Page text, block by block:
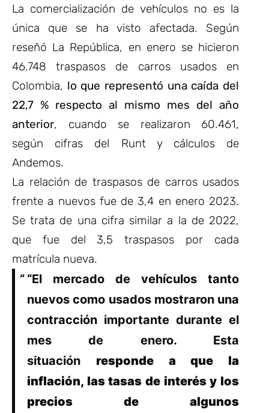
La comercialización de vehículos no es la
única que se ha visto afectada. Según
reseñó La República, en enero se hicieron
46.748 traspasos de carros usados en
Colombia, lo que representó una caída del
22,7 % respecto al mismo mes del año
anterior, cuando se realizaron 60.461,
según cifras del Runt y cálculos de
Andemos.
La relación de traspasos de carros usados
frente a nuevos fue de 3,4 en enero 2023.
Se trata de una cifra similar a la de 2022,
que fue del 3,5 traspasos por cada
matrícula nueva.
“El mercado de vehículos tanto
nuevos como usados mostraron una
contracción importante durante el
mes de enero. Esta
situación responde a que la
inflación, las tasas de interés y los
precios de algunos